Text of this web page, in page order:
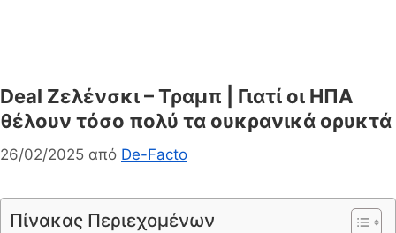
Deal Ζελένσκι – Τραμπ | Γιατί οι ΗΠΑ
θέλουν τόσο πολύ τα ουκρανικά ορυκτά
26/02/2025 από De-Facto
Πίνακας Περιεχομένων